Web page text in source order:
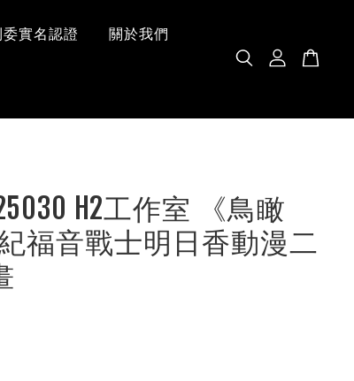
委實名認證 關於我們
H2工作室 《鳥瞰
紀福音戰士明日香動漫二